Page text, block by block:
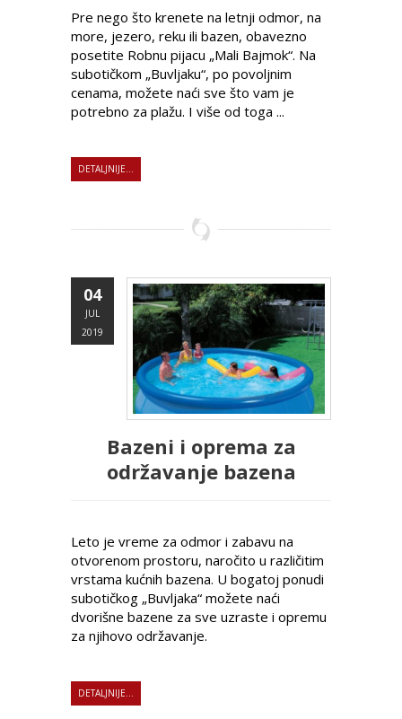
Pre nego što krenete na letnji odmor, na
more, jezero, reku ili bazen, obavezno
posetite Robnu pijacu „Mali Bajmok“. Na
subotičkom „Buvljaku“, po povoljnim
cenama, možete naći sve što vam je
potrebno za plažu. I više od toga ...
DETALJNIJE...
04
JUL
2019
Bazeni i oprema za
održavanje bazena
Leto je vreme za odmor i zabavu na
otvorenom prostoru, naročito u različitim
vrstama kućnih bazena. U bogatoj ponudi
subotičkog „Buvljaka“ možete naći
dvorišne bazene za sve uzraste i opremu
za njihovo održavanje.
DETALJNIJE...